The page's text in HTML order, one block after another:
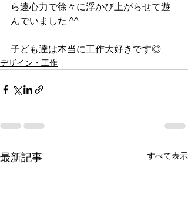
ら遠心力で徐々に浮かび上がらせて遊
んでいました ^^
子ども達は本当に工作大好きです◎
デザイン・工作
最新記事 すべて表示